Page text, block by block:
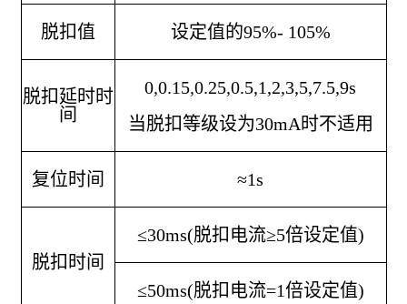
脱扣值 设定值的95%- 105%
脱扣延时时
间
0,0.15,0.25,0.5,1,2,3,5,7.5,9s
当脱扣等级设为30mA时不适用
复位时间 ≈1s
脱扣时间
≤30ms(脱扣电流≥5倍设定值)
≤50ms(脱扣电流=1倍设定值)